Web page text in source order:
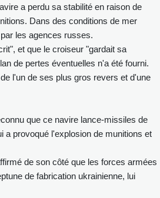
a perdu sa stabilité en raison de
Dans des conditions de mer
les agences russes.
et que le croiseur "gardait sa
de pertes éventuelles n'a été fourni.
l'un de ses plus gros revers et d'une
que ce navire lance-missiles de
a provoqué l'explosion de munitions et
de son côté que les forces armées
de fabrication ukrainienne, lui